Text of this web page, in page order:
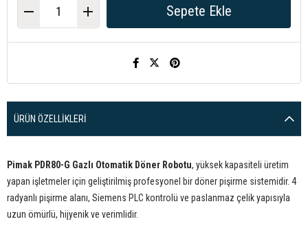
ÜRÜN ÖZELLIKLERI
Pimak PDR80-G Gazlı Otomatik Döner Robotu, yüksek kapasiteli üretim
yapan işletmeler için geliştirilmiş profesyonel bir döner pişirme sistemidir. 4
radyanlı pişirme alanı, Siemens PLC kontrolü ve paslanmaz çelik yapısıyla
uzun ömürlü, hijyenik ve verimlidir.